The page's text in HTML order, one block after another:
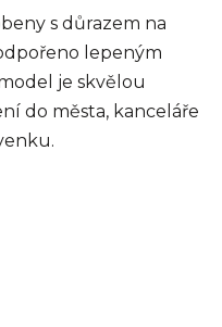
s důrazem na
lepeným
je skvělou
do města, kanceláře